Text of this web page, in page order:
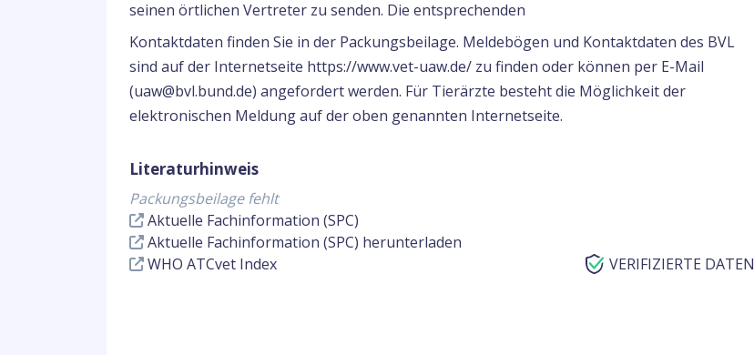
seinen örtlichen Vertreter zu senden. Die entsprechenden
Kontaktdaten finden Sie in der Packungsbeilage. Meldebögen und Kontaktdaten des BVL
sind auf der Internetseite https://www.vet-uaw.de/ zu finden oder können per E-Mail
(uaw@bvl.bund.de) angefordert werden. Für Tierärzte besteht die Möglichkeit der
elektronischen Meldung auf der oben genannten Internetseite.
Literaturhinweis
Packungsbeilage fehlt
Aktuelle Fachinformation (SPC)
Aktuelle Fachinformation (SPC) herunterladen
WHO ATCvet Index
VERIFIZIERTE DATEN